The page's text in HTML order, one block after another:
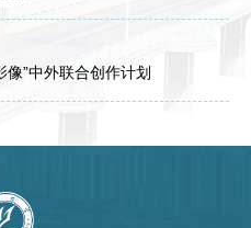
像”中外联合创作计划